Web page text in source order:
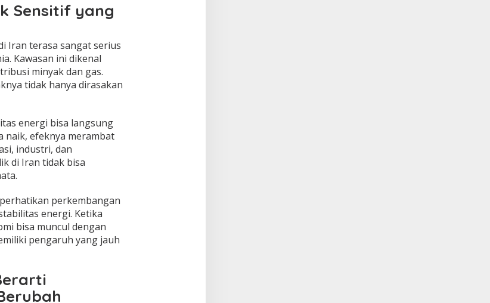
Sensitif yang
Iran terasa sangat serius
Kawasan ini dikenal
minyak dan gas.
tidak hanya dirasakan
energi bisa langsung
naik, efeknya merambat
industri, dan
di Iran tidak bisa
perkembangan
energi. Ketika
bisa muncul dengan
pengaruh yang jauh